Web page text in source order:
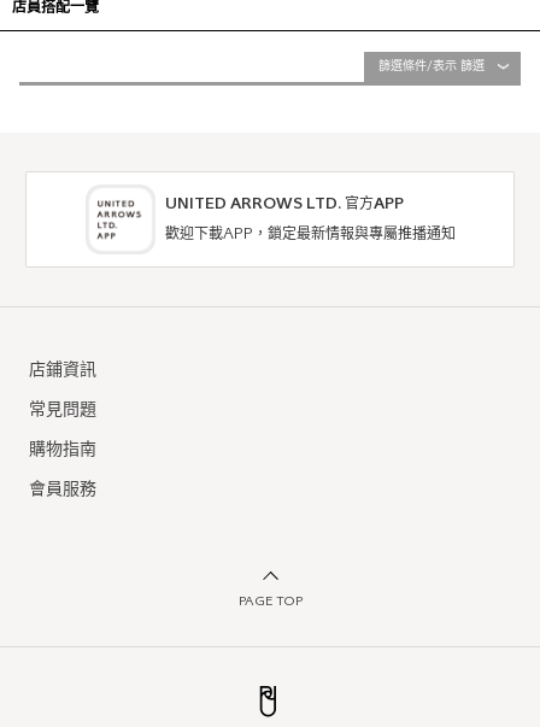
店員搭配一覽
篩選條件/表示 篩選
UNITED ARROWS LTD. 官方APP
歡迎下載APP，鎖定最新情報與專屬推播通知
店鋪資訊
常見問題
購物指南
會員服務
PAGE TOP